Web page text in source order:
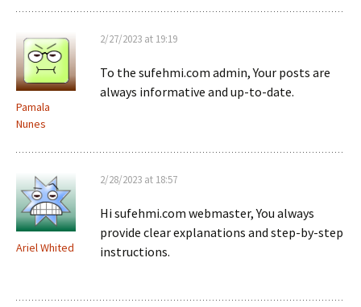
Pamala
Nunes
2/27/2023 at 19:19
To the sufehmi.com admin, Your posts are
always informative and up-to-date.
Ariel Whited
2/28/2023 at 18:57
Hi sufehmi.com webmaster, You always
provide clear explanations and step-by-step
instructions.